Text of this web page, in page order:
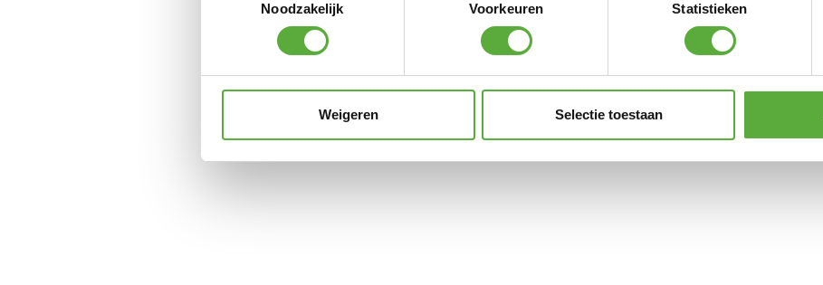
Noodzakelijk
Voorkeuren Statistieken
Weigeren Selectie toestaan